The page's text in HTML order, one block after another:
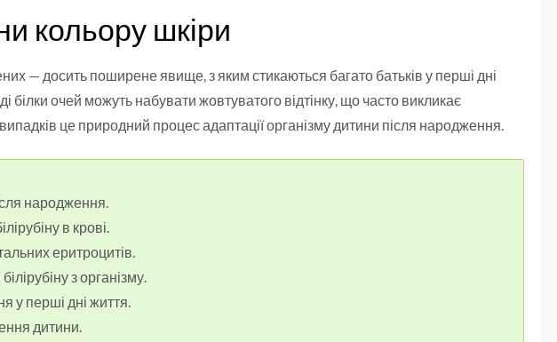
кольору шкіри
— досить поширене явище, з яким стикаються багато батьків у перші дні
білки очей можуть набувати жовтуватого відтінку, що часто викликає
це природний процес адаптації організму дитини після народження.
народження.
в крові.
еритроцитів.
з організму.
у перші дні життя.
дитини.